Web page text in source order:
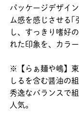
パッケージデザイ
ム感を感じさせる
し、すっきり嗜好
れた印象を、カラ
※【らぁ麺や嶋】
しるを含む醤油の
秀逸なバランスで
人気。